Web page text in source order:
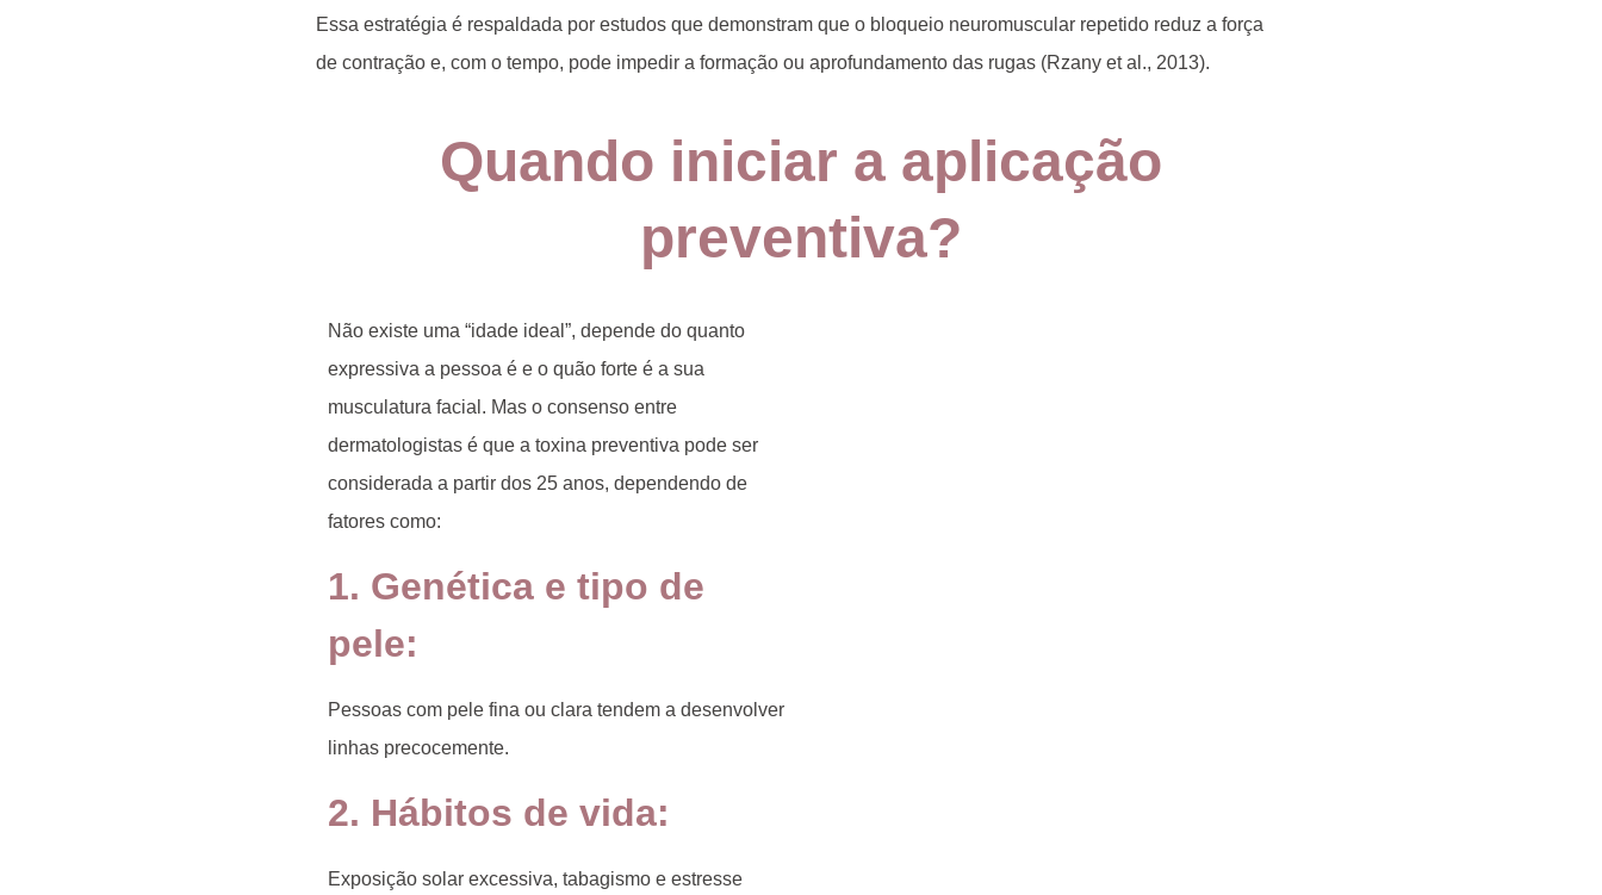
Essa estratégia é respaldada por estudos que demonstram que o bloqueio neuromuscular repetido reduz a força
de contração e, com o tempo, pode impedir a formação ou aprofundamento das rugas(Rzany et al., 2013).
Quando iniciar a aplicação
preventiva?
Não existe uma “idade ideal”, depende do quanto
expressiva a pessoa é e o quão forte é a sua
musculatura facial. Mas o consenso entre
dermatologistas é que a toxina preventiva pode ser
considerada a partir dos 25 anos, dependendo de
fatores como:
1. Genética e tipo de
pele:
Pessoas com pele fina ou clara tendem a desenvolver
linhas precocemente.
2. Hábitos de vida:
Exposição solar excessiva, tabagismo e estresse